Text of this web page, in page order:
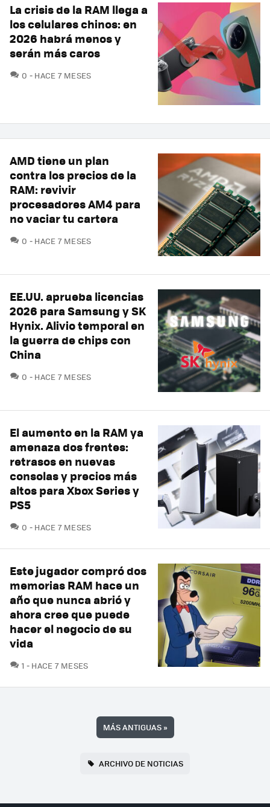
La crisis de la RAM llega a
los celulares chinos: en
2026 habrá menos y
serán más caros
0 COMENTARIOS
HACE 7 MESES
AMD tiene un plan
contra los precios de la
RAM: revivir
procesadores AM4 para
no vaciar tu cartera
0 COMENTARIOS
HACE 7 MESES
EE.UU. aprueba licencias
2026 para Samsung y SK
Hynix. Alivio temporal en
la guerra de chips con
China
0 COMENTARIOS
HACE 7 MESES
El aumento en la RAM ya
amenaza dos frentes:
retrasos en nuevas
consolas y precios más
altos para Xbox Series y
PS5
0 COMENTARIOS
HACE 7 MESES
Este jugador compró dos
memorias RAM hace un
año que nunca abrió y
ahora cree que puede
hacer el negocio de su
vida
1 COMENTARIOS
HACE 7 MESES
MÁS ANTIGUAS»
ARCHIVO DE NOTICIAS